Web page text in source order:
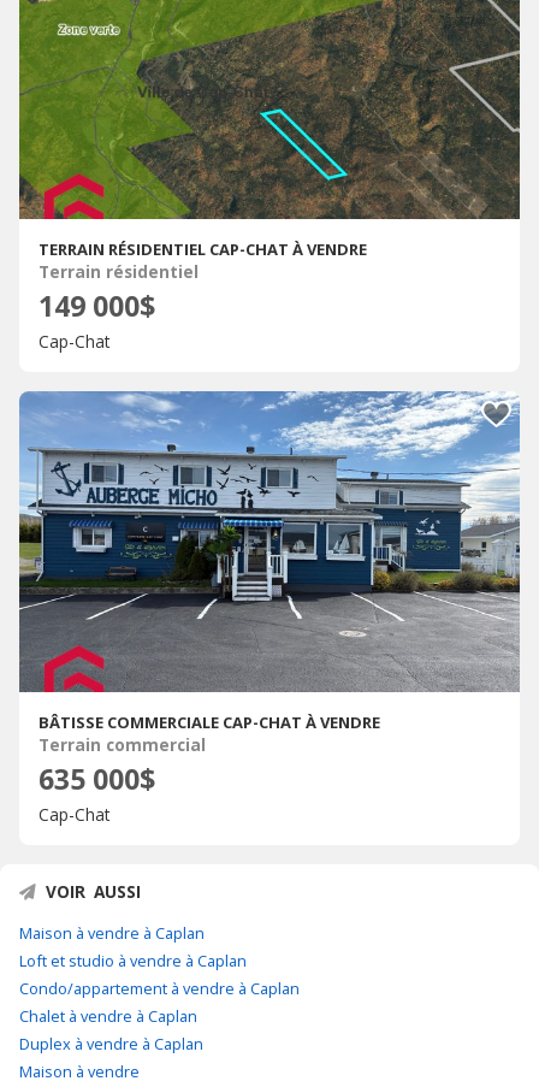
TERRAIN RÉSIDENTIEL CAP-CHAT À VENDRE
Terrain résidentiel
149 000$
Cap-Chat
BÂTISSE COMMERCIALE CAP-CHAT À VENDRE
Terrain commercial
635 000$
Cap-Chat
VOIR AUSSI
Maison à vendre à Caplan
Loft et studio à vendre à Caplan
Condo/appartement à vendre à Caplan
Chalet à vendre à Caplan
Duplex à vendre à Caplan
Maison à vendre